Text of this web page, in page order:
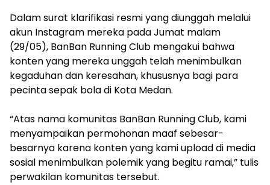
‎Dalam surat klarifikasi resmi yang diunggah melalui
akun Instagram mereka pada Jumat malam
(29/05), BanBan Running Club mengakui bahwa
konten yang mereka unggah telah menimbulkan
kegaduhan dan keresahan, khususnya bagi para
pecinta sepak bola di Kota Medan.
‎“Atas nama komunitas BanBan Running Club, kami
menyampaikan permohonan maaf sebesar-
besarnya karena konten yang kami upload di media
sosial menimbulkan polemik yang begitu ramai,” tulis
perwakilan komunitas tersebut.